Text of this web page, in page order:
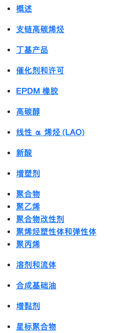
概述
支链高碳烯烃
丁基产品
催化剂和许可
EPDM 橡胶
高碳醇
线性 α 烯烃 (LAO)
新酸
增塑剂
聚合物
聚乙烯
聚合物改性剂
聚烯烃塑性体和弹性体
聚丙烯
溶剂和流体
合成基础油
增黏剂
星标聚合物